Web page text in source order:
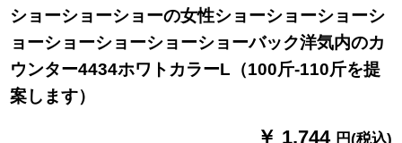
ショーショーショーの女性ショーショーショーシ
ョーショーショーショーショーバック洋気内のカ
ウンター4434ホワトカラーL（100斤-110斤を提
案します）
￥ 1,744 円(税込)